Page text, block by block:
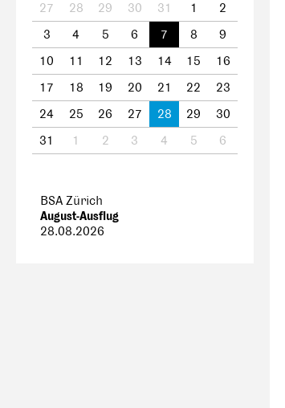
27
28 29 30 31 1
2
3
4 5 6 7 8
9
10
11 12 13 14 15
16
17
18 19 20 21 22
23
24
25 26 27 28 29
30
31
1 2 3 4 5 6
BSA Zürich
August-Ausflug
28.08.2026